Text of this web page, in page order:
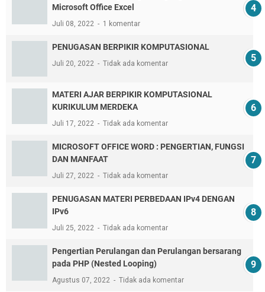
Microsoft Office Excel
Juli 08, 2022 1 komentar
PENUGASAN BERPIKIR KOMPUTASIONAL
Juli 20, 2022 Tidak ada komentar
MATERI AJAR BERPIKIR KOMPUTASIONAL
KURIKULUM MERDEKA
Juli 17, 2022 Tidak ada komentar
MICROSOFT OFFICE WORD : PENGERTIAN, FUNGSI
DAN MANFAAT
Juli 27, 2022 Tidak ada komentar
PENUGASAN MATERI PERBEDAAN IPv4 DENGAN
IPv6
Juli 25, 2022 Tidak ada komentar
Pengertian Perulangan dan Perulangan bersarang
pada PHP (Nested Looping)
Agustus 07, 2022 Tidak ada komentar